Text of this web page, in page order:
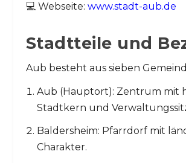
💻 Webseite: www.stadt-aub.de
Stadtteile und
Aub besteht aus sieben
Aub (Hauptort): Zentrum mit
Stadtkern und
Baldersheim: Pfarrdorf mit
Charakter.